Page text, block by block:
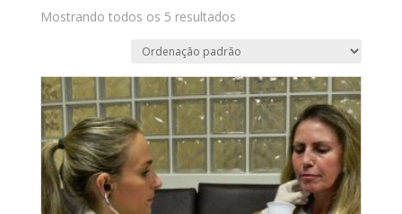
Mostrando todos os 5 resultados